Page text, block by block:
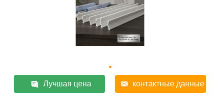
Лучшая цена контактные данные